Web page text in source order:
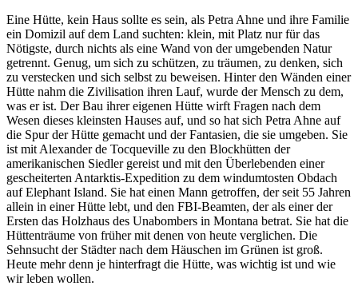
Eine Hütte, kein Haus sollte es sein, als Petra Ahne und ihre Familie
ein Domizil auf dem Land suchten: klein, mit Platz nur für das
Nötigste, durch nichts als eine Wand von der umgebenden Natur
getrennt. Genug, um sich zu schützen, zu träumen, zu denken, sich
zu verstecken und sich selbst zu beweisen. Hinter den Wänden einer
Hütte nahm die Zivilisation ihren Lauf, wurde der Mensch zu dem,
was er ist. Der Bau ihrer eigenen Hütte wirft Fragen nach dem
Wesen dieses kleinsten Hauses auf, und so hat sich Petra Ahne auf
die Spur der Hütte gemacht und der Fantasien, die sie umgeben. Sie
ist mit Alexander de Tocqueville zu den Blockhütten der
amerikanischen Siedler gereist und mit den Überlebenden einer
gescheiterten Antarktis-Expedition zu dem windumtosten Obdach
auf Elephant Island. Sie hat einen Mann getroffen, der seit 55 Jahren
allein in einer Hütte lebt, und den FBI-Beamten, der als einer der
Ersten das Holzhaus des Unabombers in Montana betrat. Sie hat die
Hüttenträume von früher mit denen von heute verglichen. Die
Sehnsucht der Städter nach dem Häuschen im Grünen ist groß.
Heute mehr denn je hinterfragt die Hütte, was wichtig ist und wie
wir leben wollen.